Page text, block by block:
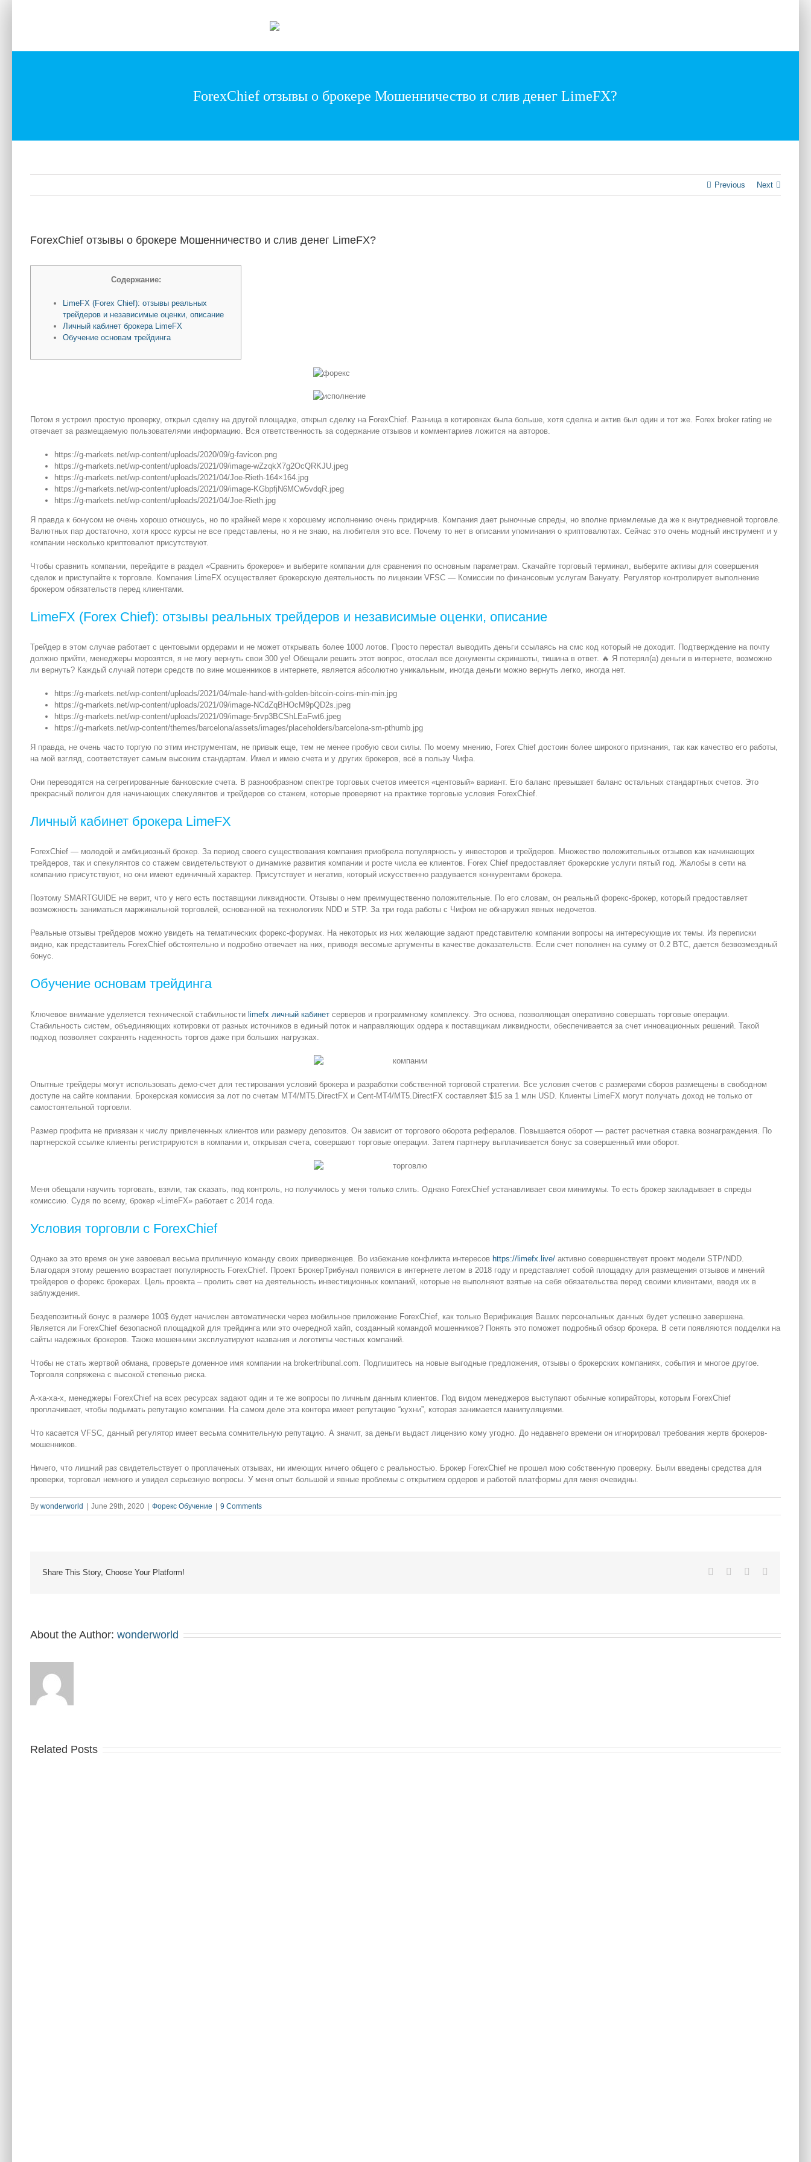
ForexChief отзывы о брокере Мошенничество и слив денег LimeFX?
Previous Next
ForexChief отзывы о брокере Мошенничество и слив денег LimeFX?
Содержание:
LimeFX (Forex Chief): отзывы реальных
трейдеров и независимые оценки, описание
Личный кабинет брокера LimeFX
Обучение основам трейдинга
Потом я устроил простую проверку, открыл сделку на другой площадке, открыл сделку на ForexChief. Разница в котировках была больше, хотя сделка и актив был один и тот же. Forex broker rating не
отвечает за размещаемую пользователями информацию. Вся ответственность за содержание отзывов и комментариев ложится на авторов.
https://g-markets.net/wp-content/uploads/2020/09/g-favicon.png
https://g-markets.net/wp-content/uploads/2021/09/image-wZzqkX7g2OcQRKJU.jpeg
https://g-markets.net/wp-content/uploads/2021/04/Joe-Rieth-164×164.jpg
https://g-markets.net/wp-content/uploads/2021/09/image-KGbpfjN6MCw5vdqR.jpeg
https://g-markets.net/wp-content/uploads/2021/04/Joe-Rieth.jpg
Я правда к бонусом не очень хорошо отношусь, но по крайней мере к хорошему исполнению очень придирчив. Компания дает рыночные спреды, но вполне приемлемые да же к внутредневной торговле.
Валютных пар достаточно, хотя кросс курсы не все представлены, но я не знаю, на любителя это все. Почему то нет в описании упоминания о криптовалютах. Сейчас это очень модный инструмент и у
компании несколько криптовалют присутствуют.
Чтобы сравнить компании, перейдите в раздел «Сравнить брокеров» и выберите компании для сравнения по основным параметрам. Скачайте торговый терминал, выберите активы для совершения
сделок и приступайте к торговле. Компания LimeFX осуществляет брокерскую деятельность по лицензии VFSC — Комиссии по финансовым услугам Вануату. Регулятор контролирует выполнение
брокером обязательств перед клиентами.
LimeFX (Forex Chief): отзывы реальных трейдеров и независимые оценки, описание
Трейдер в этом случае работает с центовыми ордерами и не может открывать более 1000 лотов. Просто перестал выводить деньги ссылаясь на смс код который не доходит. Подтверждение на почту
должно прийти, менеджеры морозятся, я не могу вернуть свои 300 ye! Обещали решить этот вопрос, отослал все документы скриншоты, тишина в ответ. 🔥 Я потерял(а) деньги в интернете, возможно
ли вернуть? Каждый случай потери средств по вине мошенников в интернете, является абсолютно уникальным, иногда деньги можно вернуть легко, иногда нет.
https://g-markets.net/wp-content/uploads/2021/04/male-hand-with-golden-bitcoin-coins-min-min.jpg
https://g-markets.net/wp-content/uploads/2021/09/image-NCdZqBHOcM9pQD2s.jpeg
https://g-markets.net/wp-content/uploads/2021/09/image-5rvp3BCShLEaFwt6.jpeg
https://g-markets.net/wp-content/themes/barcelona/assets/images/placeholders/barcelona-sm-pthumb.jpg
Я правда, не очень часто торгую по этим инструментам, не привык еще, тем не менее пробую свои силы. По моему мнению, Forex Chief достоин более широкого признания, так как качество его работы,
на мой взгляд, соответствует самым высоким стандартам. Имел и имею счета и у других брокеров, всё в пользу Чифа.
Они переводятся на сегрегированные банковские счета. В разнообразном спектре торговых счетов имеется «центовый» вариант. Его баланс превышает баланс остальных стандартных счетов. Это
прекрасный полигон для начинающих спекулянтов и трейдеров со стажем, которые проверяют на практике торговые условия ForexChief.
Личный кабинет брокера LimeFX
ForexChief — молодой и амбициозный брокер. За период своего существования компания приобрела популярность у инвесторов и трейдеров. Множество положительных отзывов как начинающих
трейдеров, так и спекулянтов со стажем свидетельствуют о динамике развития компании и росте числа ее клиентов. Forex Chief предоставляет брокерские услуги пятый год. Жалобы в сети на
компанию присутствуют, но они имеют единичный характер. Присутствует и негатив, который искусственно раздувается конкурентами брокера.
Поэтому SMARTGUIDE не верит, что у него есть поставщики ликвидности. Отзывы о нем преимущественно положительные. По его словам, он реальный форекс-брокер, который предоставляет
возможность заниматься маржинальной торговлей, основанной на технологиях NDD и STP. За три года работы с Чифом не обнаружил явных недочетов.
Реальные отзывы трейдеров можно увидеть на тематических форекс-форумах. На некоторых из них желающие задают представителю компании вопросы на интересующие их темы. Из переписки
видно, как представитель ForexChief обстоятельно и подробно отвечает на них, приводя весомые аргументы в качестве доказательств. Если счет пополнен на сумму от 0.2 BTC, дается безвозмездный
бонус.
Обучение основам трейдинга
Ключевое внимание уделяется технической стабильностиlimefx личный кабинет серверов и программному комплексу. Это основа, позволяющая оперативно совершать торговые операции.
Стабильность систем, объединяющих котировки от разных источников в единый поток и направляющих ордера к поставщикам ликвидности, обеспечивается за счет инновационных решений. Такой
подход позволяет сохранять надежность торгов даже при больших нагрузках.
Опытные трейдеры могут использовать демо-счет для тестирования условий брокера и разработки собственной торговой стратегии. Все условия счетов с размерами сборов размещены в свободном
доступе на сайте компании. Брокерская комиссия за лот по счетам MT4/МТ5.DirectFX и Cent-MT4/МТ5.DirectFX составляет $15 за 1 млн USD. Клиенты LimeFX могут получать доход не только от
самостоятельной торговли.
Размер профита не привязан к числу привлеченных клиентов или размеру депозитов. Он зависит от торгового оборота рефералов. Повышается оборот — растет расчетная ставка вознаграждения. По
партнерской ссылке клиенты регистрируются в компании и, открывая счета, совершают торговые операции. Затем партнеру выплачивается бонус за совершенный ими оборот.
Меня обещали научить торговать, взяли, так сказать, под контроль, но получилось у меня только слить. Однако ForexChief устанавливает свои минимумы. То есть брокер закладывает в спреды
комиссию. Судя по всему, брокер «LimeFX» работает с 2014 года.
Условия торговли с ForexChief
Однако за это время он уже завоевал весьма приличную команду своих приверженцев. Во избежание конфликта интересов https://limefx.live/ активно совершенствует проект модели STP/NDD.
Благодаря этому решению возрастает популярность ForexChief. Проект БрокерТрибунал появился в интернете летом в 2018 году и представляет собой площадку для размещения отзывов и мнений
трейдеров о форекс брокерах. Цель проекта – пролить свет на деятельность инвестиционных компаний, которые не выполняют взятые на себя обязательства перед своими клиентами, вводя их в
заблуждения.
Бездепозитный бонус в размере 100$ будет начислен автоматически через мобильное приложение ForexChief, как только Верификация Ваших персональных данных будет успешно завершена.
Является ли ForexChief безопасной площадкой для трейдинга или это очередной хайп, созданный командой мошенников? Понять это поможет подробный обзор брокера. В сети появляются подделки на
сайты надежных брокеров. Также мошенники эксплуатируют названия и логотипы честных компаний.
Чтобы не стать жертвой обмана, проверьте доменное имя компании на brokertribunal.com. Подпишитесь на новые выгодные предложения, отзывы о брокерских компаниях, события и многое другое.
Торговля сопряжена с высокой степенью риска.
А-ха-ха-х, менеджеры ForexChief на всех ресурсах задают один и те же вопросы по личным данным клиентов. Под видом менеджеров выступают обычные копирайторы, которым ForexChief
проплачивает, чтобы подымать репутацию компании. На самом деле эта контора имеет репутацию “кухни”, которая занимается манипуляциями.
Что касается VFSC, данный регулятор имеет весьма сомнительную репутацию. А значит, за деньги выдаст лицензию кому угодно. До недавнего времени он игнорировал требования жертв брокеров-
мошенников.
Ничего, что лишний раз свидетельствует о проплаченых отзывах, ни имеющих ничего общего с реальностью. Брокер ForexChief не прошел мою собственную проверку. Были введены средства для
проверки, торговал немного и увидел серьезную вопросы. У меня опыт большой и явные проблемы с открытием ордеров и работой платформы для меня очевидны.
Bywonderworld | June 29th, 2020 | Форекс Обучение | 9 Comments
Share This Story, Choose Your Platform! Facebook
TwitterLinkedIn
About the Author:wonderworld
Related Posts